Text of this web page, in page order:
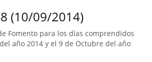
(10/09/2014)
Fomento para los días comprendidos
año 2014 y el 9 de Octubre del año